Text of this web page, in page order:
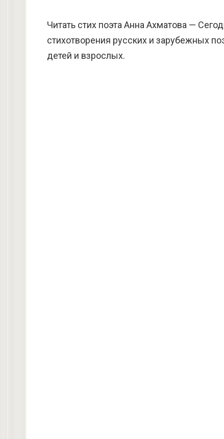
Читать стих поэта Анна Ахматова —
стихотворения русских и зарубежных
детей и взрослых.